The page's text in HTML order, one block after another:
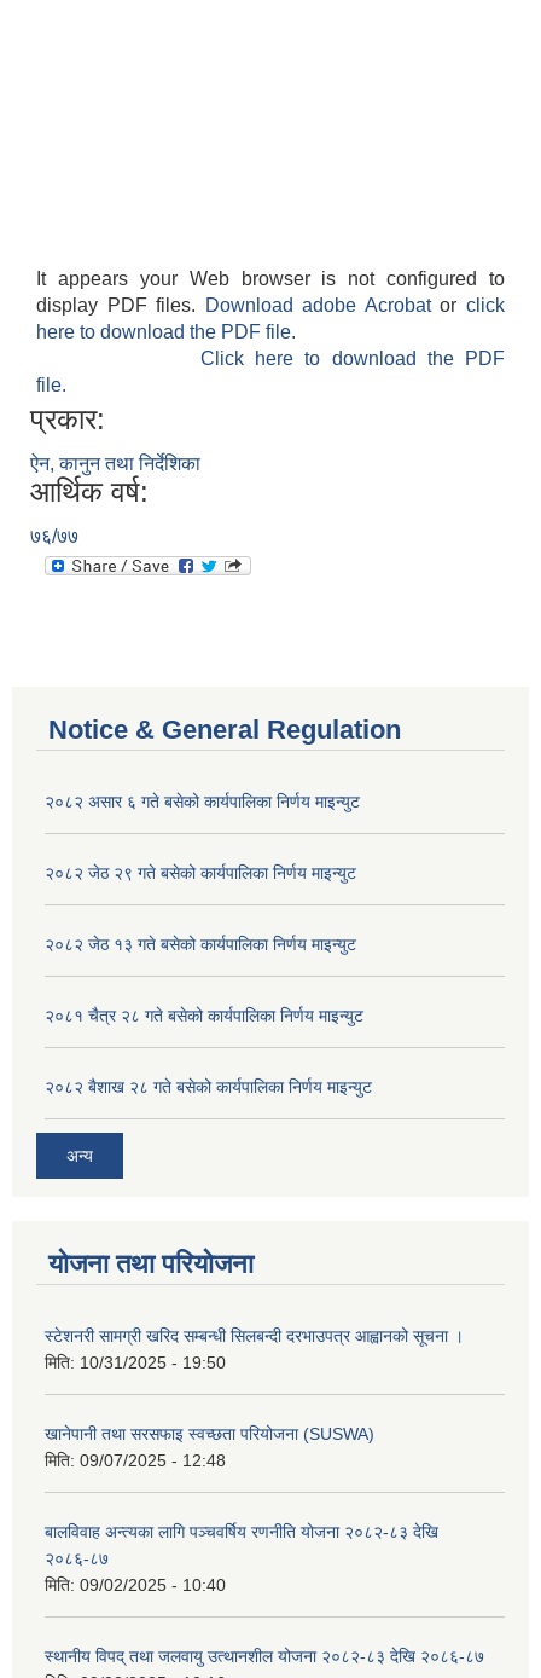
It appears your Web browser is not configured to
display PDF files.
Download adobe Acrobatorclick
here to download the PDF file.
Click here to download the PDF
file.
प्रकार:
ऐन, कानुन तथा निर्देशिका
आर्थिक वर्ष:
७६/७७
Notice & General Regulation
२०८२ असार ६ गते बसेको कार्यपालिका निर्णय माइन्युट
२०८२ जेठ २९ गते बसेको कार्यपालिका निर्णय माइन्युट
२०८२ जेठ १३ गते बसेको कार्यपालिका निर्णय माइन्युट
२०८१ चैत्र २८ गते बसेको कार्यपालिका निर्णय माइन्युट
२०८२ बैशाख २८ गते बसेको कार्यपालिका निर्णय माइन्युट
अन्य
योजना तथा परियोजना
स्टेशनरी सामग्री खरिद सम्बन्धी सिलबन्दी दरभाउपत्र आह्वानको सूचना ।
मिति: 10/31/2025 - 19:50
खानेपानी तथा सरसफाइ स्वच्छता परियोजना (SUSWA)
मिति: 09/07/2025 - 12:48
बालविवाह अन्त्यका लागि पञ्चवर्षिय रणनीति योजना २०८२-८३ देखि
२०८६-८७
मिति: 09/02/2025 - 10:40
स्थानीय विपद् तथा जलवायु उत्थानशील योजना २०८२-८३ देखि २०८६-८७